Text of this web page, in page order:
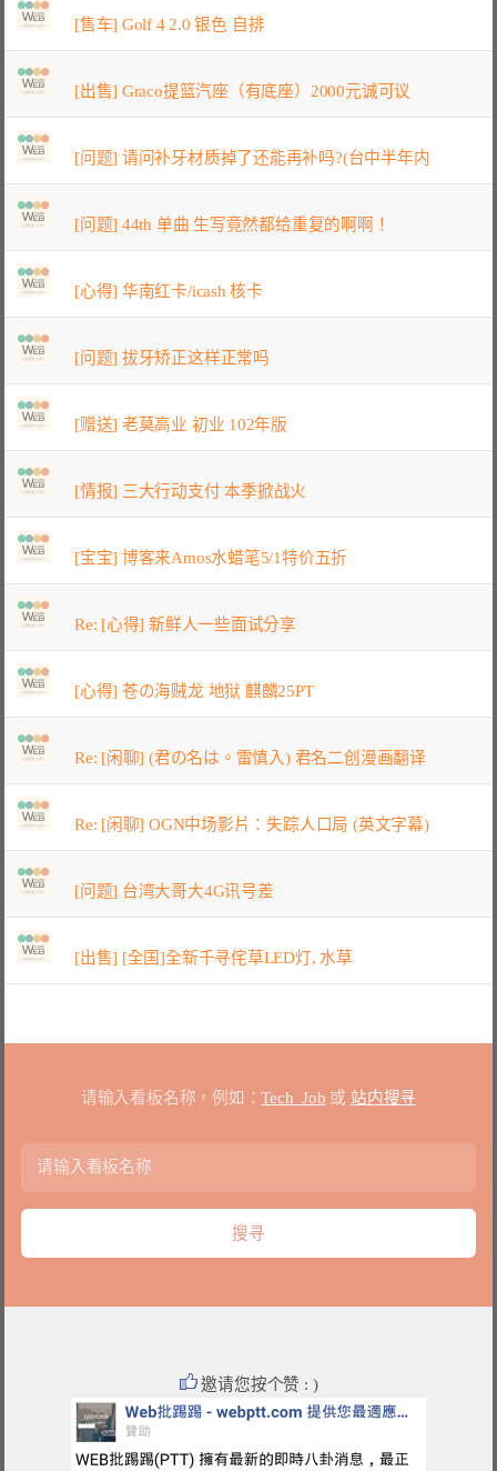
[售车] Golf 4 2.0 银色 自排
[出售] Graco提篮汽座（有底座）2000元诚可议
[问题] 请问补牙材质掉了还能再补吗?(台中半年内
[问题] 44th 单曲 生写竟然都给重复的啊啊！
[心得] 华南红卡/icash 核卡
[问题] 拔牙矫正这样正常吗
[赠送] 老莫高业 初业 102年版
[情报] 三大行动支付 本季掀战火
[宝宝] 博客来Amos水蜡笔5/1特价五折
Re: [心得] 新鲜人一些面试分享
[心得] 苍の海贼龙 地狱 麒麟25PT
Re: [闲聊] (君の名は。雷慎入) 君名二创漫画翻译
Re: [闲聊] OGN中场影片：失踪人口局 (英文字幕)
[问题] 台湾大哥大4G讯号差
[出售] [全国]全新千寻侘草LED灯, 水草
请输入看板名称，例如：Tech_Job 或 站内搜寻
邀请您按个赞 : )